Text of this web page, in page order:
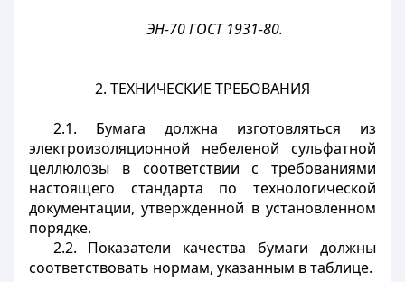
ЭН-70 ГОСТ 1931-80.
2. ТЕХНИЧЕСКИЕ ТРЕБОВАНИЯ
2.1. Бумага должна изготовляться из
электроизоляционной небеленой сульфатной
целлюлозы в соответствии с требованиями
настоящего стандарта по технологической
документации, утвержденной в установленном
порядке.
2.2. Показатели качества бумаги должны
соответствовать нормам, указанным в таблице.